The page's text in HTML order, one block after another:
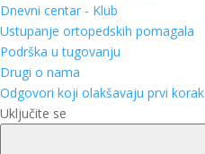
Dnevni centar - Klub
Ustupanje ortopedskih pomagala
Podrška u tugovanju
Drugi o nama
Odgovori koji olakšavaju prvi korak
Uključite se